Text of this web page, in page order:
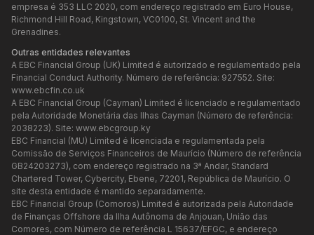
empresa é 353 LLC 2020, com endereço registrado em Euro House,
Richmond Hill Road, Kingstown, VC0100, St. Vincent and the
Grenadines.
Outras entidades relevantes
A EBC Financial Group (UK) Limited é autorizado e regulamentado pela
Financial Conduct Authority. Número de referência: 927552. Site:
www.ebcfin.co.uk
A EBC Financial Group (Cayman) Limited é licenciado e regulamentado
pela Autoridade Monetária das Ilhas Cayman (Número de referência:
2038223). Site: www.ebcgroup.ky
EBC Financial (MU) Limited é licenciada e regulamentada pela
Comissão de Serviços Financeiros de Maurício (Número de referência
GB24203273), com endereço registrado na 3ª Andar, Standard
Chartered Tower, Cybercity, Ebene, 72201, República de Maurício. O
site desta entidade é mantido separadamente.
EBC Financial Group (Comoros) Limited é autorizada pela Autoridade
de Finanças Offshore da Ilha Autônoma de Anjouan, União das
Comores, com Número de referência L 15637/EFGC, e endereço